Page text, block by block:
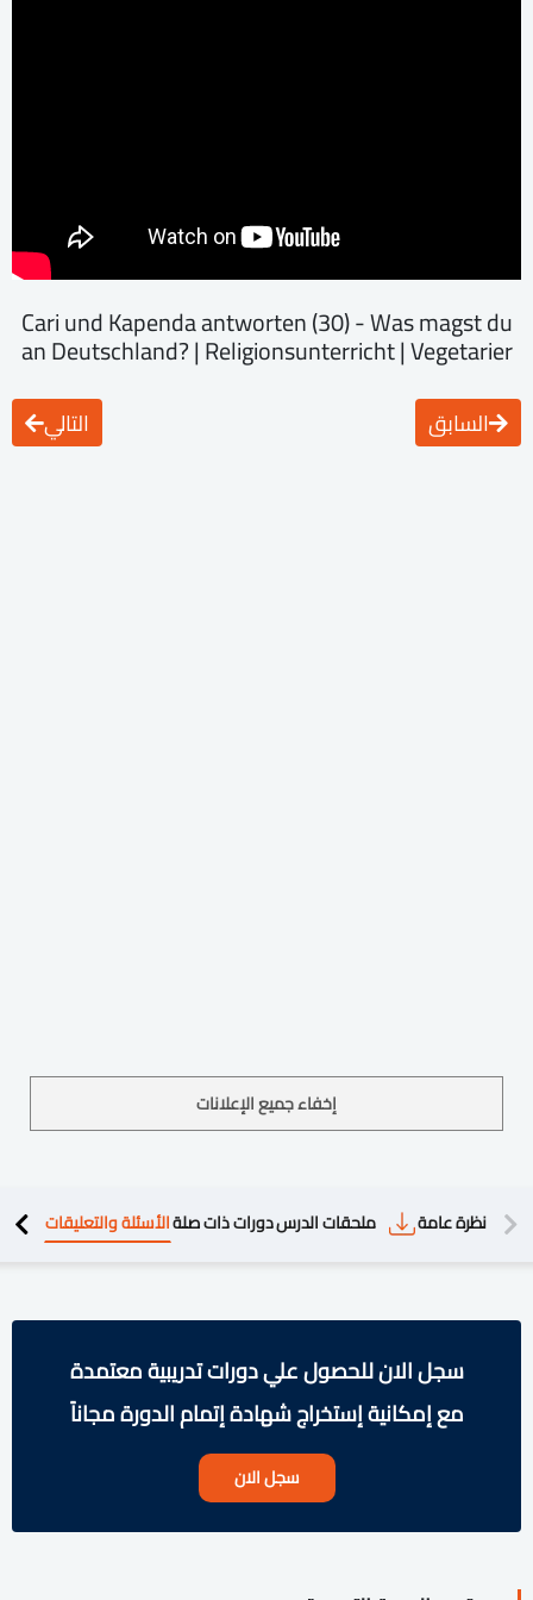
Cari und Kapenda antworten (30) - Was magst du
an Deutschland? | Religionsunterricht | Vegetarier
السابق التالي
إخفاء جميع الإعلانات
نظرة عامة ملحقات الدرسدورات ذات صلةالأسئلة والتعليقات
سجل الان للحصول علي دورات تدريبية معتمدة
مع إمكانية إستخراج شهادة إتمام الدورة مجاناً
سجل الان